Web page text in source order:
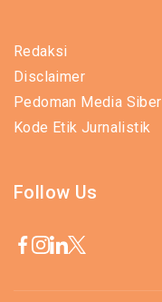
Redaksi
Disclaimer
Pedoman Media Siber
Kode Etik Jurnalistik
Follow Us